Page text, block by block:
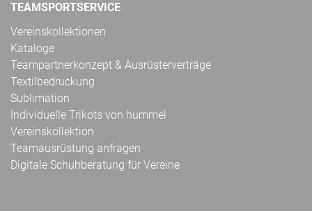
TEAMSPORTSERVICE
Vereinskollektionen
Kataloge
Teampartnerkonzept & Ausrüsterverträge
Textilbedruckung
Sublimation
Individuelle Trikots von hummel
Vereinskollektion
Teamausrüstung anfragen
Digitale Schuhberatung für Vereine